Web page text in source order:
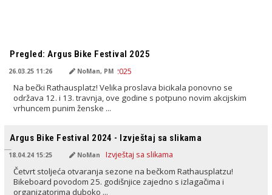
Pregled: Argus Bike Festival 2025
26.03.25 11:26 NoMan, PM
Na bečki Rathausplatz! Velika proslava bicikala ponovno se
održava 12. i 13. travnja, ove godine s potpuno novim akcijskim
vrhuncem punim ženske ...
Argus Bike Festival 2024 - Izvještaj sa slikama
18.04.24 15:25 NoMan
Četvrt stoljeća otvaranja sezone na bečkom Rathausplatzu!
Bikeboard povodom 25. godišnjice zajedno s izlagačima i
organizatorima duboko ...